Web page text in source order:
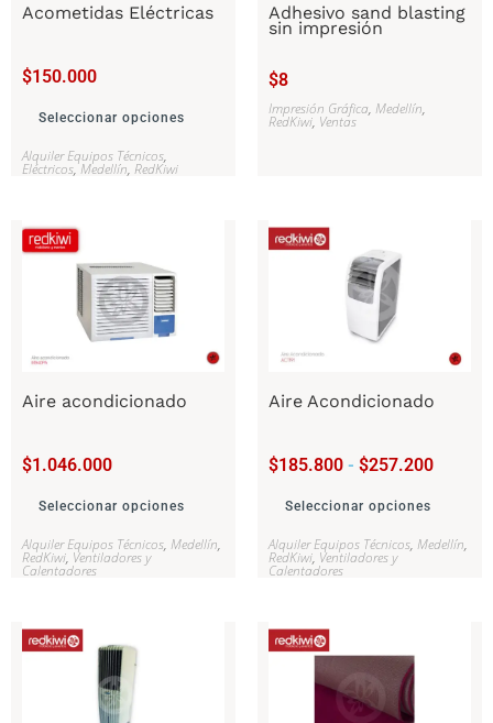
Acometidas Eléctricas
$150.000
Seleccionar opciones
Alquiler Equipos Técnicos,
Eléctricos,Medellín, RedKiwi
Adhesivo sand blasting
sin impresión
$8
Impresión Gráfica, Medellín,
RedKiwi, Ventas
Aire acondicionado
$1.046.000
Seleccionar opciones
Alquiler Equipos Técnicos, Medellín,
RedKiwi, Ventiladores y
Calentadores
Aire Acondicionado
$185.800 - $257.200
Seleccionar opciones
Alquiler Equipos Técnicos, Medellín,
RedKiwi, Ventiladores y
Calentadores